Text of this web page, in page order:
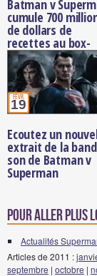
Batman v
cumule 700
de dollars de
recettes au box-
office
févr.
19
Ecoutez un
extrait de la
son de Batman v
Superman
Pour aller plus
Actualités
Articles de 2011 :
septembre | octobre |